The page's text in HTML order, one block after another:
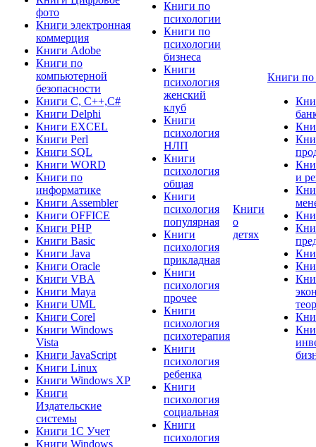
фото
Книги электронная
коммерция
Книги Adobe
Книги по
компьютерной
безопасности
Книги C, C++,С#
Книги Delphi
Книги EXCEL
Книги Perl
Книги SQL
Книги WORD
Книги по
информатике
Книги Assembler
Книги OFFICE
Книги PHP
Книги Basic
Книги Java
Книги Oracle
Книги VBA
Книги Maya
Книги UML
Книги Corel
Книги Windows
Vista
Книги JavaScript
Книги Linux
Книги Windows XP
Книги
Издательские
системы
Книги 1C Учет
Книги Windows
Книги по
психологии
Книги по
психологии
бизнеса
Книги
психология
женский
клуб
Книги
психология
НЛП
Книги
психология
общая
Книги
психология
популярная
Книги
психология
прикладная
Книги
психология
прочее
Книги
психология
психотерапия
Книги
психология
ребенка
Книги
психология
социальная
Книги
психология
Книги
о
детях
Книги по
и